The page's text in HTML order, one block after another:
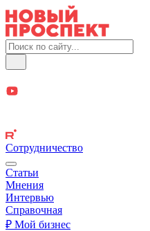
Сотрудничество
Статьи
Мнения
Интервью
Справочная
₽ Мой бизнес